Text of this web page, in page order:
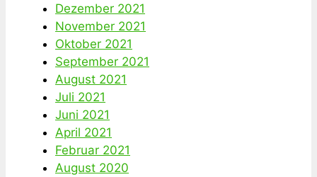
Dezember 2021
November 2021
Oktober 2021
September 2021
August 2021
Juli 2021
Juni 2021
April 2021
Februar 2021
August 2020